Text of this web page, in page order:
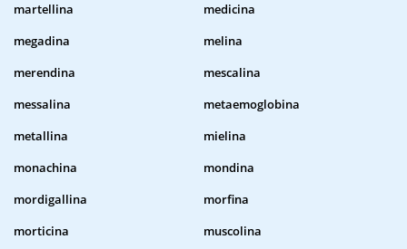
martellina
medicina
megadina
melina
merendina
mescalina
messalina
metaemoglobina
metallina
mielina
monachina
mondina
mordigallina
morfina
morticina
muscolina